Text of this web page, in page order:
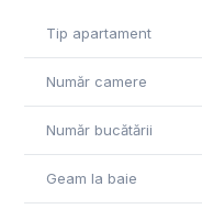
Apartamentul oferă
Imobilul este
puncte de interes.
Pentru mai multe
Tip apartament
Număr camere
Număr bucătării
Geam la baie